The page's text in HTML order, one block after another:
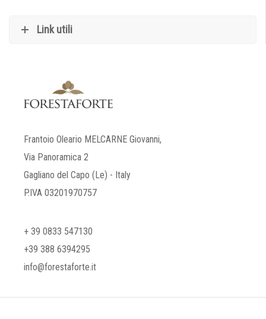
Link utili
Frantoio Oleario MELCARNE Giovanni,
Via Panoramica 2
Gagliano del Capo (Le) - Italy
P.IVA 03201970757
+ 39 0833 547130
+39 388 6394295
info@forestaforte.it